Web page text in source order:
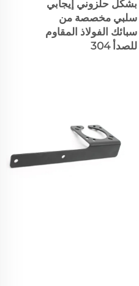
بشكل حلزوني إيجابي
سلبي مخصصة من
سبائك الفولاذ المقاوم
للصدأ 304